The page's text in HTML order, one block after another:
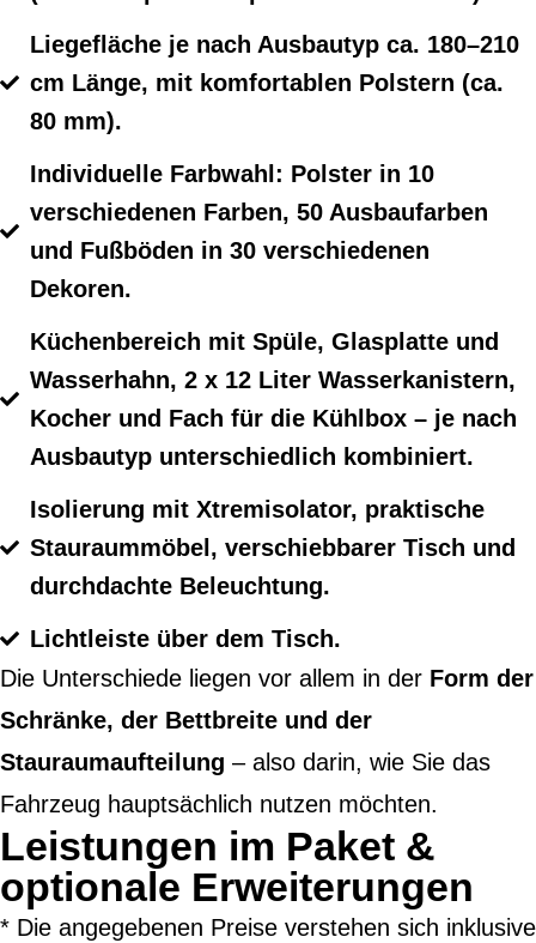
Liegefläche je nach Ausbautyp ca. 180–210
cm Länge, mit komfortablen Polstern (ca.
80 mm).
Individuelle Farbwahl: Polster in 10
verschiedenen Farben, 50 Ausbaufarben
und Fußböden in 30 verschiedenen
Dekoren.
Küchenbereich mit Spüle, Glasplatte und
Wasserhahn, 2 x 12 Liter Wasserkanistern,
Kocher und Fach für die Kühlbox – je nach
Ausbautyp unterschiedlich kombiniert.
Isolierung mit Xtremisolator, praktische
Stauraummöbel, verschiebbarer Tisch und
durchdachte Beleuchtung.
Lichtleiste über dem Tisch.
Die Unterschiede liegen vor allem in der Form der
Schränke, der Bettbreite und der
Stauraumaufteilung – also darin, wie Sie das
Fahrzeug hauptsächlich nutzen möchten.
Leistungen im Paket &
optionale Erweiterungen
* Die angegebenen Preise verstehen sich inklusive